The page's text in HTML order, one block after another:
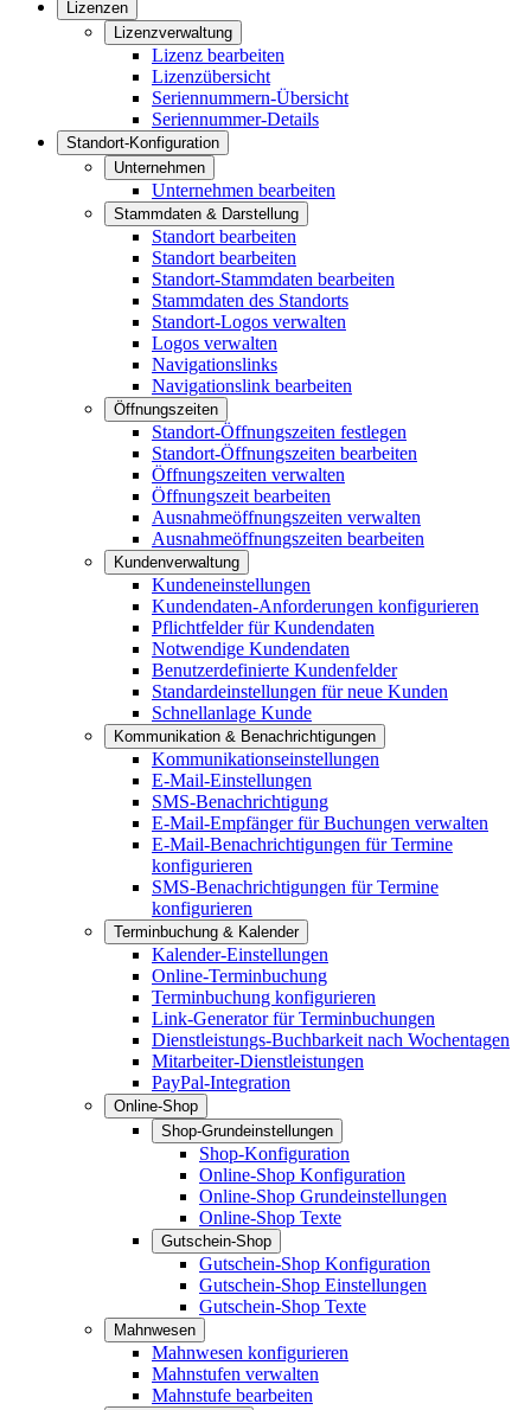
Lizenzen
Lizenzverwaltung
Lizenz bearbeiten
Lizenzübersicht
Seriennummern-Übersicht
Seriennummer-Details
Standort-Konfiguration
Unternehmen
Unternehmen bearbeiten
Stammdaten & Darstellung
Standort bearbeiten
Standort bearbeiten
Standort-Stammdaten bearbeiten
Stammdaten des Standorts
Standort-Logos verwalten
Logos verwalten
Navigationslinks
Navigationslink bearbeiten
Öffnungszeiten
Standort-Öffnungszeiten festlegen
Standort-Öffnungszeiten bearbeiten
Öffnungszeiten verwalten
Öffnungszeit bearbeiten
Ausnahmeöffnungszeiten verwalten
Ausnahmeöffnungszeiten bearbeiten
Kundenverwaltung
Kundeneinstellungen
Kundendaten-Anforderungen konfigurieren
Pflichtfelder für Kundendaten
Notwendige Kundendaten
Benutzerdefinierte Kundenfelder
Standardeinstellungen für neue Kunden
Schnellanlage Kunde
Kommunikation & Benachrichtigungen
Kommunikationseinstellungen
E-Mail-Einstellungen
SMS-Benachrichtigung
E-Mail-Empfänger für Buchungen verwalten
E-Mail-Benachrichtigungen für Termine
konfigurieren
SMS-Benachrichtigungen für Termine
konfigurieren
Terminbuchung & Kalender
Kalender-Einstellungen
Online-Terminbuchung
Terminbuchung konfigurieren
Link-Generator für Terminbuchungen
Dienstleistungs-Buchbarkeit nach Wochentagen
Mitarbeiter-Dienstleistungen
PayPal-Integration
Online-Shop
Shop-Grundeinstellungen
Shop-Konfiguration
Online-Shop Konfiguration
Online-Shop Grundeinstellungen
Online-Shop Texte
Gutschein-Shop
Gutschein-Shop Konfiguration
Gutschein-Shop Einstellungen
Gutschein-Shop Texte
Mahnwesen
Mahnwesen konfigurieren
Mahnstufen verwalten
Mahnstufe bearbeiten